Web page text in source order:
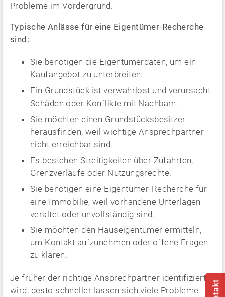
Probleme im Vordergrund.
Typische Anlässe für eine Eigentümer-Recherche
sind:
Sie benötigen die Eigentümerdaten, um ein
Kaufangebot zu unterbreiten.
Ein Grundstück ist verwahrlost und verursacht
Schäden oder Konflikte mit Nachbarn.
Sie möchten einen Grundstücksbesitzer
herausfinden, weil wichtige Ansprechpartner
nicht erreichbar sind.
Es bestehen Streitigkeiten über Zufahrten,
Grenzverläufe oder Nutzungsrechte.
Sie benötigen eine Eigentümer-Recherche für
eine Immobilie, weil vorhandene Unterlagen
veraltet oder unvollständig sind.
Sie möchten den Hauseigentümer ermitteln,
um Kontakt aufzunehmen oder offene Fragen
zu klären.
Je früher der richtige Ansprechpartner identifiziert
wird, desto schneller lassen sich viele Probleme